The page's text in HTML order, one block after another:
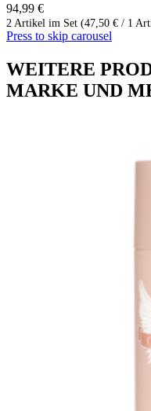
94,99 €
2 Artikel im Set (47,50 € / 1
Press to skip carousel
WEITERE
MARKE UND